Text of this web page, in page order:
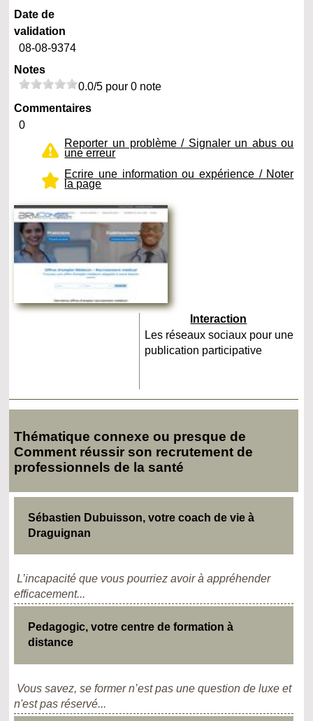
Date de
validation
08-08-9374
Notes
0.0/5 pour 0 note
Commentaires
0
Reporter un problème / Signaler un abus ou
une erreur
Ecrire une information ou expérience / Noter
la page
Interaction
Les réseaux sociaux pour une
publication participative
Thématique connexe ou presque de
Comment réussir son recrutement de
professionnels de la santé
Sébastien Dubuisson, votre coach de vie à
Draguignan
L’incapacité que vous pourriez avoir à appréhender
efficacement...
Pedagogic, votre centre de formation à
distance
Vous savez, se former n’est pas une question de luxe et
n'est pas réservé...